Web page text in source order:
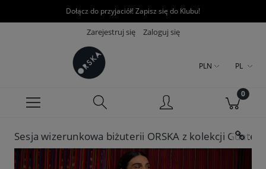
Dołącz do przyjaciół! Zapisz się do Klubu!
Zarejestruj się Zaloguj się
PLN PL
Sesja wizerunkowa biżuterii ORSKA z kolekcji